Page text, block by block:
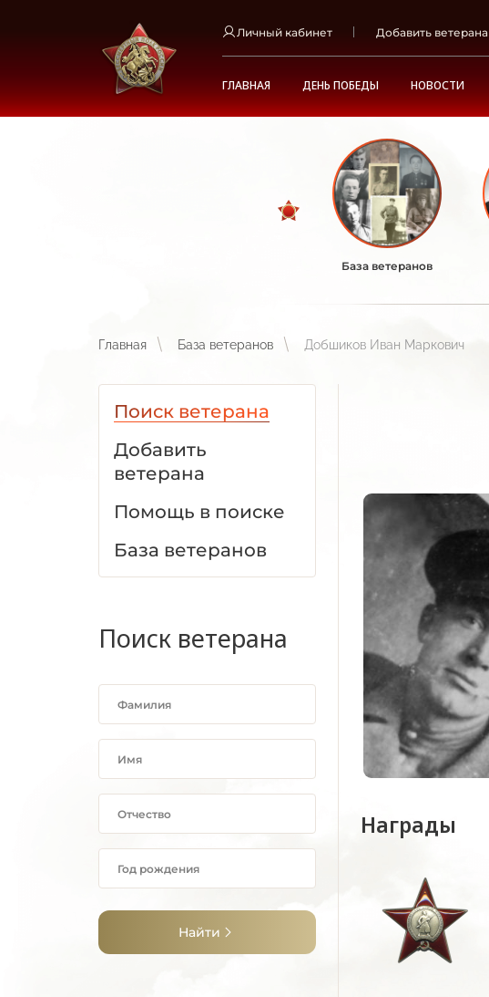
Личный кабинет Добавить ветерана
ГЛАВНАЯ ДЕНЬ ПОБЕДЫ НОВОСТИ
База ветеранов
Главная База ветеранов Добшиков Иван Маркович
Поиск ветерана
Добавить
ветерана
Помощь в поиске
База ветеранов
Поиск ветерана
Найти
Награды